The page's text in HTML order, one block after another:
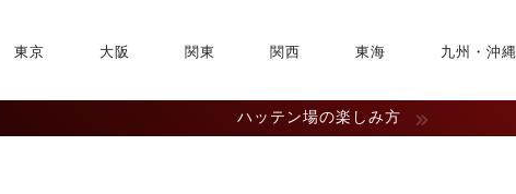
東京 大阪 関東 関西 東海 九州・沖縄
ハッテン場の楽しみ方